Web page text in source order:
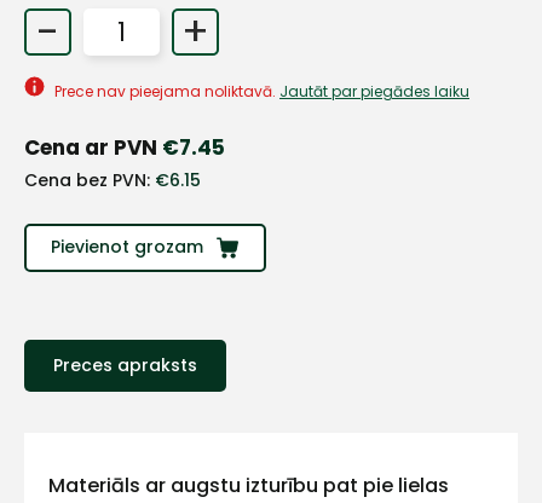
- +
Prece nav pieejama noliktavā. Jautāt par piegādes laiku
Cena ar PVN €7.45
Cena bez PVN: €6.15
Pievienot grozam
Preces apraksts
Materiāls ar augstu izturību pat pie lielas
+